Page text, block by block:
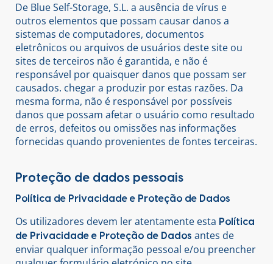
De Blue Self-Storage, S.L. a ausência de vírus e
outros elementos que possam causar danos a
sistemas de computadores, documentos
eletrônicos ou arquivos de usuários deste site ou
sites de terceiros não é garantida, e não é
responsável por quaisquer danos que possam ser
causados. chegar a produzir por estas razões. Da
mesma forma, não é responsável por possíveis
danos que possam afetar o usuário como resultado
de erros, defeitos ou omissões nas informações
fornecidas quando provenientes de fontes terceiras.
Proteção de dados pessoais
Política de Privacidade e Proteção de Dados
Os utilizadores devem ler atentamente esta Política
de Privacidade e Proteção de Dados antes de
enviar qualquer informação pessoal e/ou preencher